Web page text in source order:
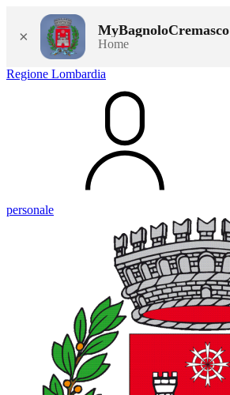
× MyBagnoloCremasco
Home
Regione Lombardia
personale